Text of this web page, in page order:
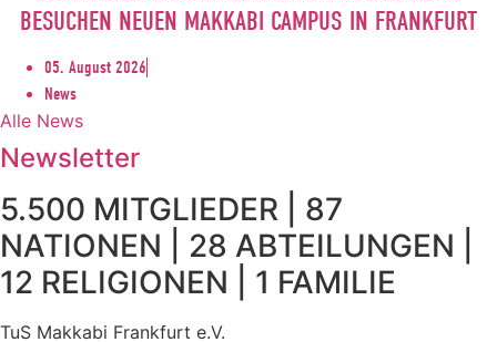
BESUCHEN NEUEN MAKKABI CAMPUS IN FRANKFURT
05. August 2026
News
Alle News
Newsletter
5.500 MITGLIEDER | 87
NATIONEN | 28 ABTEILUNGEN |
12 RELIGIONEN | 1 FAMILIE
TuS Makkabi Frankfurt e.V.